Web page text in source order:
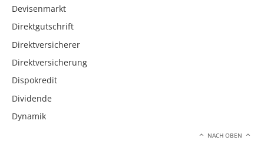
Devisenmarkt
Direktgutschrift
Direktversicherer
Direktversicherung
Dispokredit
Dividende
Dynamik
NACH OBEN